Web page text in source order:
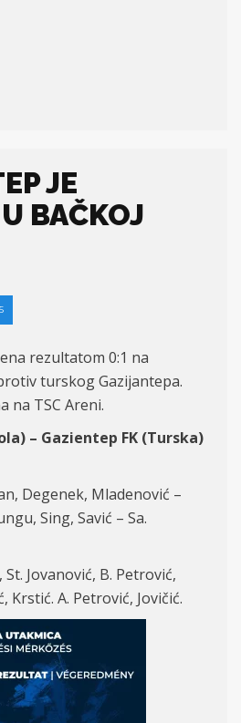
JE
BAČKOJ
rezultatom 0:1 na
turskog Gazijantepa.
na TSC Areni.
– Gazientep FK (Turska)
Degenek, Mladenović –
Sing, Savić – Sa.
Jovanović, B. Petrović,
A. Petrović, Jovičić.